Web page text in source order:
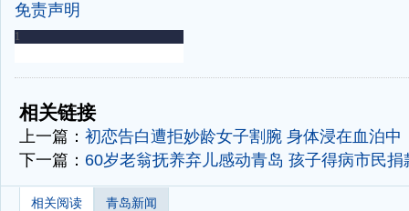
免责声明
-
相关链接
上一篇： 初恋告白遭拒妙龄女子割腕 身体浸在血泊中
下一篇： 60岁老翁抚养弃儿感动青岛 孩子得病市民捐
相关阅读 青岛新闻